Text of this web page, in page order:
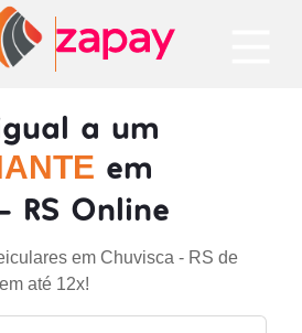
a um
em
RS Online
em Chuvisca - RS de
até 12x!